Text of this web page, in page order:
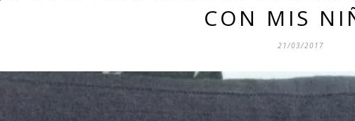
CON MIS
21/03/2017